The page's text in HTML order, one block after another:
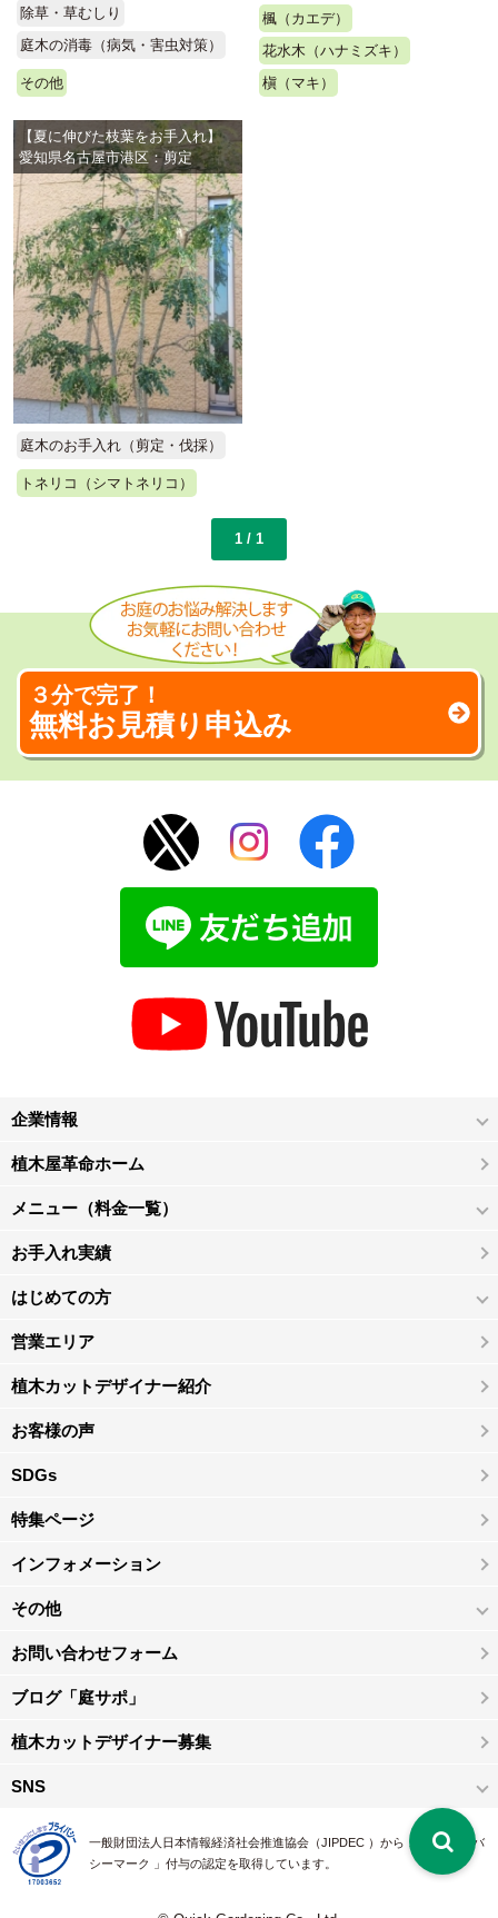
除草・草むしり
庭木の消毒（病気・害虫対策）
その他
楓（カエデ）
花水木（ハナミズキ）
槇（マキ）
【夏に伸びた枝葉をお手入れ】
愛知県名古屋市港区：剪定
庭木のお手入れ（剪定・伐採）
トネリコ（シマトネリコ）
1 / 1
３分で完了！
無料お見積り申込み
企業情報
植木屋革命ホーム
メニュー（料金一覧）
お手入れ実績
はじめての方
営業エリア
植木カットデザイナー紹介
お客様の声
SDGs
特集ページ
インフォメーション
その他
お問い合わせフォーム
ブログ「庭サポ」
植木カットデザイナー募集
SNS
一般財団法人日本情報経済社会推進協会（JIPDEC ）から 、「 プライバ
シーマーク 」付与の認定を取得しています。